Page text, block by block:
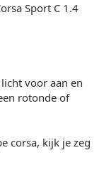
Sport C 1.4
voor aan en
rotonde of
corsa, kijk je zeg